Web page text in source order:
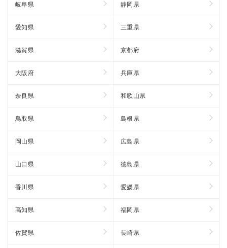
岐阜県 静岡県
愛知県 三重県
滋賀県 京都府
大阪府 兵庫県
奈良県 和歌山県
鳥取県 島根県
岡山県 広島県
山口県 徳島県
香川県 愛媛県
高知県 福岡県
佐賀県 長崎県